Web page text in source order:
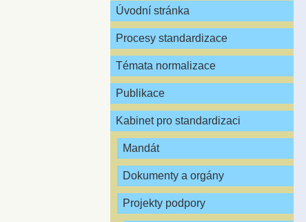
Úvodní stránka
Procesy standardizace
Témata normalizace
Publikace
Kabinet pro standardizaci
Mandát
Dokumenty a orgány
Projekty podpory